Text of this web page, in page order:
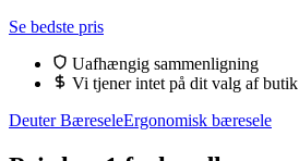
Se bedste pris
Uafhængig sammenligning
Vi tjener intet på dit valg af butik
Deuter BæreseleErgonomisk bæresele